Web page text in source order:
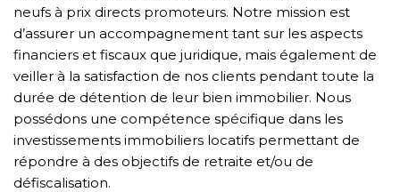
neufs à prix directs promoteurs. Notre mission est
d’assurer un accompagnement tant sur les aspects
financiers et fiscaux que juridique, mais également de
veiller à la satisfaction de nos clients pendant toute la
durée de détention de leur bien immobilier. Nous
possédons une compétence spécifique dans les
investissements immobiliers locatifs permettant de
répondre à des objectifs de retraite et/ou de
défiscalisation.